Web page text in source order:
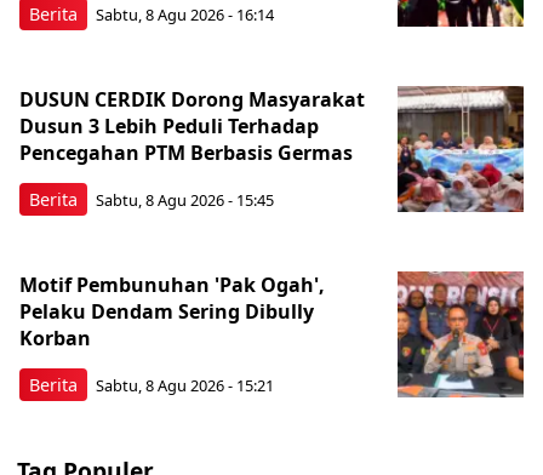
Berita Sabtu, 8 Agu 2026 - 16:14
Berita
DUSUN CERDIK Dorong Masyarakat
Dusun 3 Lebih Peduli Terhadap
Pencegahan PTM Berbasis Germas
Sabtu, 8 Agu 2026 - 15:45
Berita
Motif Pembunuhan 'Pak Ogah',
Pelaku Dendam Sering Dibully
Korban
Sabtu, 8 Agu 2026 - 15:21